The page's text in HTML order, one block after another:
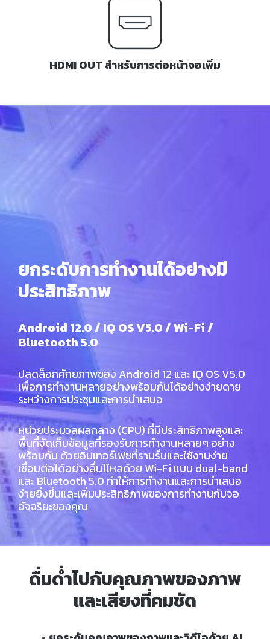
HDMI OUT สำหรับการต่อหน้าจอเพิ่ม
ยกระดับการทำงานได้อย่างมี
ประสิทธิภาพ
Android 12.0 / IQ OS V5.0 / Wi-Fi /
Bluetooth 5.0
ปลดล็อกศักยภาพของ Android 12 และ IQ OS V5.0
เพื่อการทำงานหลายอย่างพร้อมกันได้อย่างง่ายดาย
ระหว่างการประชุมและการนำเสนอ
หน่วยประมวลผลกลาง (CPU) ที่มีประสิทธิภาพสูงและ
พื้นที่จัดเก็บข้อมูลที่รองรับการทำงานหลายๆ อย่าง
พร้อมกัน ด้วยอินเทอร์เฟซที่ราบรื่นและใช้งานง่าย
เชื่อมต่อได้อย่างลื่นไไหลด้วย Wi-Fi แบบ dual-band
และ Bluetooth 5.0 ทำให้การทำงานและการนำเสนอ
ง่ายยิ่งขึ้นและเพิ่มประสิทธิภาพของการทำงานกับจอ
อัจฉริยะของคุณ
ดื่มด่ำไปกับคุณภาพของภาพ
และเสียงที่คมชัด